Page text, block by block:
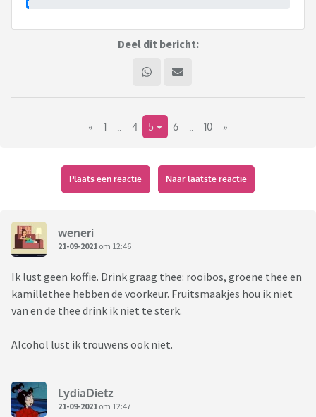
1%
Deel dit bericht:
« 1 4 5 6 10 »
Plaats een reactie Naar laatste reactie
weneri
21-09-2021 om 12:46
Ik lust geen koffie. Drink graag thee: rooibos, groene thee en
kamillethee hebben de voorkeur. Fruitsmaakjes hou ik niet
van en de thee drink ik niet te sterk.
Alcohol lust ik trouwens ook niet.
LydiaDietz
21-09-2021 om 12:47